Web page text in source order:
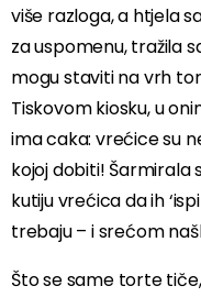
više razloga, a htjela
za uspomenu, tražila
mogu staviti na vrh
Tiskovom kiosku, u
ima caka: vrećice su
kojoj dobiti! Šarmirala
kutiju vrećica da ih
trebaju – i srećom
Što se same torte